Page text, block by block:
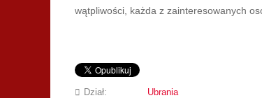
wątpliwości, każda z zainteresowanych
Dział:
Ubrania